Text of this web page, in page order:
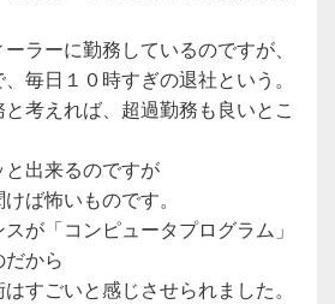
ラーに勤務しているのですが、
毎日１０時すぎの退社という。
考えれば、超過勤務も良いとこ
出来るのですが
ば怖いものです。
が「コンピュータプログラム」
から
すごいと感じさせられました。